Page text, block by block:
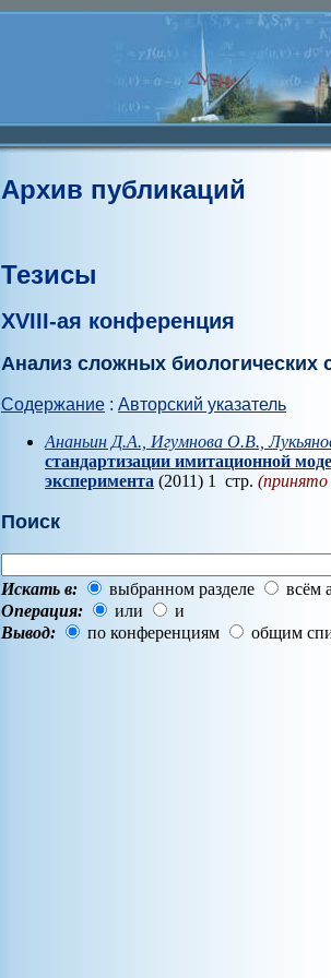
Архив публикаций
Тезисы
XVIII-ая конференция
Анализ сложных
Содержание : Авторский указатель
Ананьин Д.А., Игумнова О.В.,
стандартизации имитационной
эксперимента (2011) 1 стр. (принято
Поиск
Искать в: выбранном разделе
всём
Операция:
или
и
Вывод:
по конференциям общим